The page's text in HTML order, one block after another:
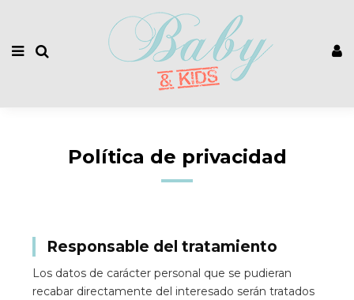
Política de privacidad
Responsable del tratamiento
Los datos de carácter personal que se pudieran
recabar directamente del interesado serán tratados